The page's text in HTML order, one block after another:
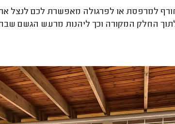
למרפסת או לפרגולה מאפשרת לכם לנצל
החלק המקורה וכך ליהנות מרעש הגשם